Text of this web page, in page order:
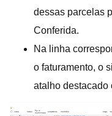
dessas parcelas
Conferida.
Na linha
o faturamento, o
atalho destacado